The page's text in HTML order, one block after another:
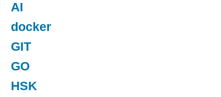
AI
docker
GIT
GO
HSK